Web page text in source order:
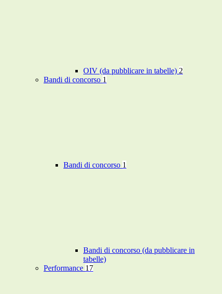
OIV (da pubblicare in tabelle) 2
Bandi di concorso 1
Bandi di concorso 1
Bandi di concorso (da pubblicare in
tabelle)
Performance 17